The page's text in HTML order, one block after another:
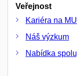
Veřejnost
Kariéra na MU
Náš výzkum
Nabídka